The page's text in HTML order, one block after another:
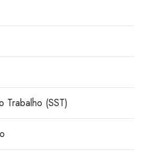
Trabalho (SST)